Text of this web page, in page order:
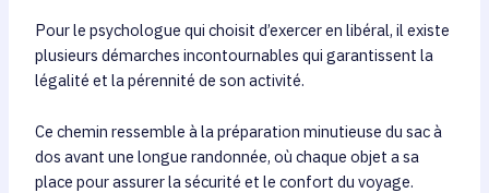
Pour le psychologue qui choisit d’exercer en libéral, il existe
plusieurs démarches incontournables qui garantissent la
légalité et la pérennité de son activité.
Ce chemin ressemble à la préparation minutieuse du sac à
dos avant une longue randonnée, où chaque objet a sa
place pour assurer la sécurité et le confort du voyage.